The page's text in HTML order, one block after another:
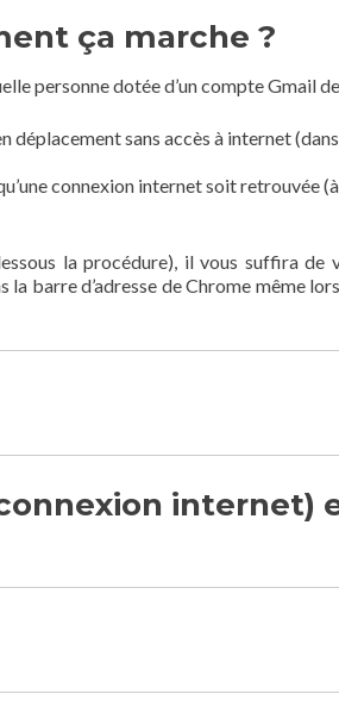
ça marche ?
personne dotée d’un compte Gmail
déplacement sans accès à internet
connexion internet soit retrouvée
la procédure), il vous suffira de
la barre d’adresse de Chrome même
internet)